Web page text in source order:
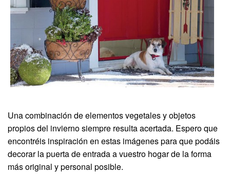
Una combinación de elementos vegetales y objetos
propios del invierno siempre resulta acertada. Espero que
encontréis inspiración en estas imágenes para que podáis
decorar la puerta de entrada a vuestro hogar de la forma
más original y personal posible.